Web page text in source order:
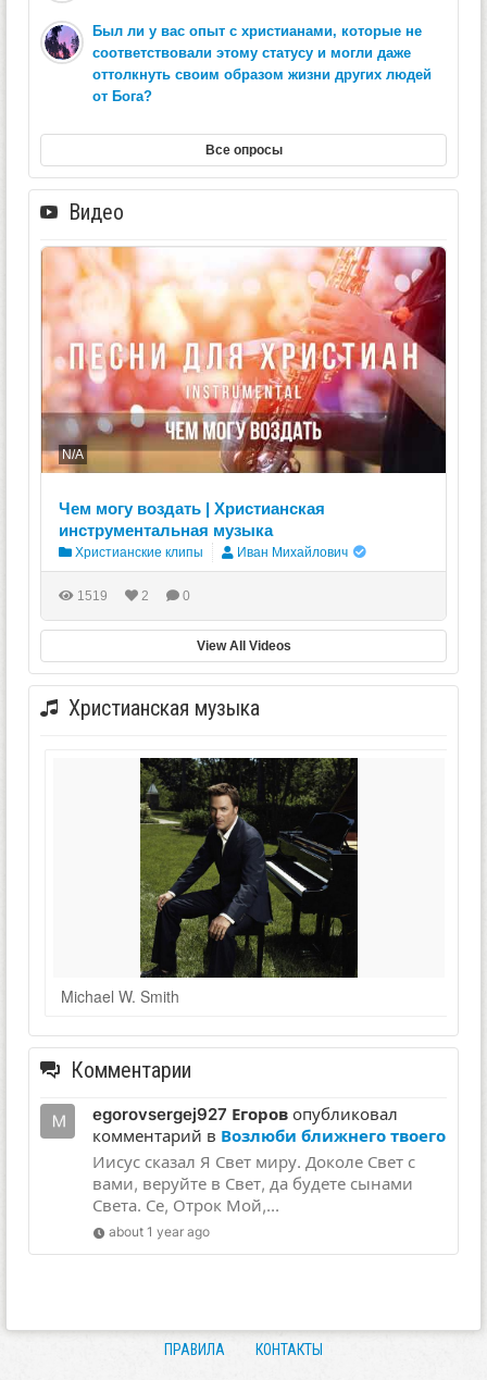
Был ли у вас опыт с христианами, которые не
соответствовали этому статусу и могли даже
оттолкнуть своим образом жизни других людей
от Бога?
Все опросы
Видео
N/A
Чем могу воздать | Христианская
инструментальная музыка
Христианские клипы Иван Михайлович
1519 2 0
View All Videos
Христианская музыка
Michael W. Smith
Комментарии
egorovsergej927 Егоров опубликовал
комментарий в Возлюби ближнего твоего
Иисус сказал Я Свет миру. Доколе Свет с
вами, веруйте в Свет, да будете сынами
Света. Се, Отрок Мой,...
about 1 year ago
ПРАВИЛА КОНТАКТЫ